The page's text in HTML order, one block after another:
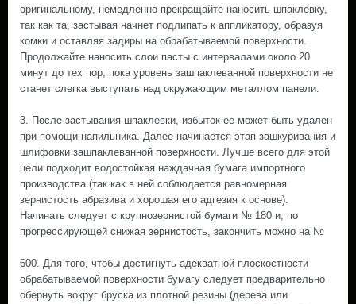
оригинальному, немедленно прекращайте наносить шпаклевку,
так как та, застывая начнет подлипать к аппликатору, образуя
комки и оставляя задиры на обрабатываемой поверхности.
Продолжайте наносить слои пасты с интервалами около 20
минут до тех пор, пока уровень зашпаклеванной поверхности не
станет слегка выступать над окружающим металлом панели.
3. После застывания шпаклевки, избыток ее может быть удален
при помощи напильника. Далее начинается этап зашкуривания и
шлифовки зашпаклеванной поверхности. Лучше всего для этой
цели подходит водостойкая наждачная бумага импортного
производства (так как в ней соблюдается равномерная
зернистость абразива и хорошая его адгезия к основе).
Начинать следует с крупнозернистой бумаги № 180 и, по
прогрессирующей снижая зернистость, закончить можно на №
600. Для того, чтобы достигнуть адекватной плоскостности
обрабатываемой поверхности бумагу следует предварительно
обернуть вокруг бруска из плотной резины (дерева или